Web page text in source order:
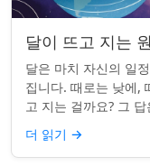
달이 뜨고 지는
달은 마치 자신의 일
집니다. 때로는 낮에,
고 지는 걸까요? 그
관한 것입니다. 핵심
더 읽기 →